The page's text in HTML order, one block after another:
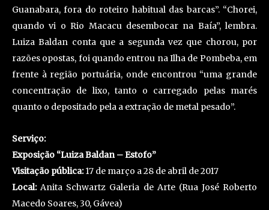
Guanabara, fora do roteiro habitual das barcas”. “Chorei,
quando vi o Rio Macacu desembocar na Baía”, lembra.
Luiza Baldan conta que a segunda vez que chorou, por
razões opostas, foi quando entrou na Ilha de Pombeba, em
frente à região portuária, onde encontrou “uma grande
concentração de lixo, tanto o carregado pelas marés
quanto o depositado pela a extração de metal pesado”.
Serviço:
Exposição “Luiza Baldan – Estofo”
Visitação pública:17 de março a 28 de abril de 2017
Local:Anita Schwartz Galeria de Arte (Rua José Roberto
Macedo Soares, 30, Gávea)